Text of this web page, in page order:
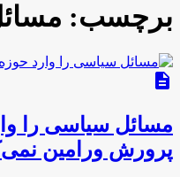
برچسب:
description
مسائل سیاسی را
پرورش ورامین